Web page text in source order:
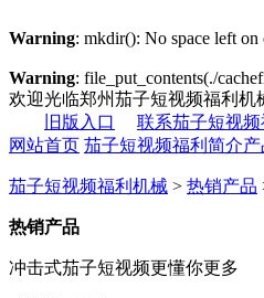
Warning: mkdir(): No space left on
Warning: file_put_contents(./
欢迎光临郑州茄子短视频福利机
旧版入口
联系茄子短视频
网站首页 茄子短视频福利简介
茄子短视频福利机械 > 热销产品
热销产品
冲击式茄子短视频更懂你更多